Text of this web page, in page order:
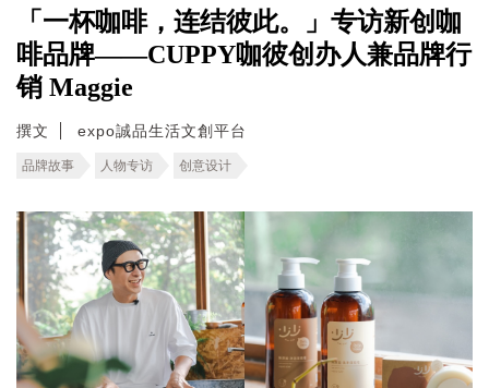
「一杯咖啡，连结彼此。」专访新创咖
啡品牌——CUPPY咖彼创办人兼品牌行
销 Maggie
撰文 expo誠品生活文創平台
品牌故事 人物专访 创意设计